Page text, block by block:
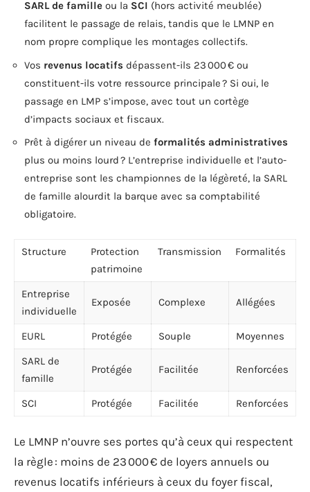
SARL de famille ou la SCI (hors activité meublée)
facilitent le passage de relais, tandis que le LMNP en
nom propre complique les montages collectifs.
Vos revenus locatifs dépassent-ils 23 000 € ou
constituent-ils votre ressource principale ? Si oui, le
passage en LMP s’impose, avec tout un cortège
d’impacts sociaux et fiscaux.
Prêt à digérer un niveau de formalités administratives
plus ou moins lourd ? L’entreprise individuelle et l’auto-
entreprise sont les championnes de la légèreté, la SARL
de famille alourdit la barque avec sa comptabilité
obligatoire.
Structure
Protection
patrimoine
Transmission Formalités
Entreprise
individuelle
Exposée Complexe Allégées
EURL Protégée Souple
Moyennes
SARL de
famille
Protégée Facilitée Renforcées
SCI Protégée Facilitée Renforcées
Le LMNP n’ouvre ses portes qu’à ceux qui respectent
la règle : moins de 23 000 € de loyers annuels ou
revenus locatifs inférieurs à ceux du foyer fiscal,